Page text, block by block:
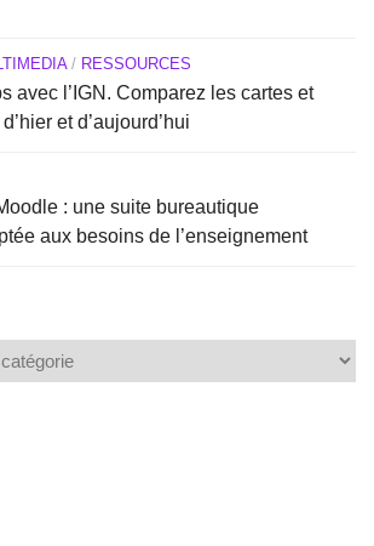
/ RESSOURCES
avec l’IGN. Comparez les cartes et
et d’aujourd’hui
: une suite bureautique
aux besoins de l’enseignement